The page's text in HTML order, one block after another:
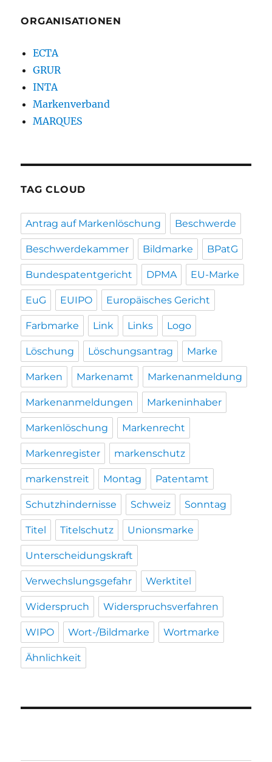
ORGANISATIONEN
ECTA
GRUR
INTA
Markenverband
MARQUES
TAG CLOUD
Antrag auf Markenlöschung Beschwerde
Beschwerdekammer Bildmarke BPatG
Bundespatentgericht DPMA EU-Marke
EuG EUIPO Europäisches Gericht
Farbmarke Link Links Logo
Löschung Löschungsantrag Marke
Marken Markenamt Markenanmeldung
Markenanmeldungen Markeninhaber
Markenlöschung Markenrecht
Markenregister markenschutz
markenstreit Montag Patentamt
Schutzhindernisse Schweiz Sonntag
Titel Titelschutz Unionsmarke
Unterscheidungskraft
Verwechslungsgefahr Werktitel
Widerspruch Widerspruchsverfahren
WIPO Wort-/Bildmarke Wortmarke
Ähnlichkeit